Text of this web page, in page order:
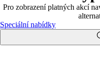
Pro zobrazení platných akcí
Speciální nabídky